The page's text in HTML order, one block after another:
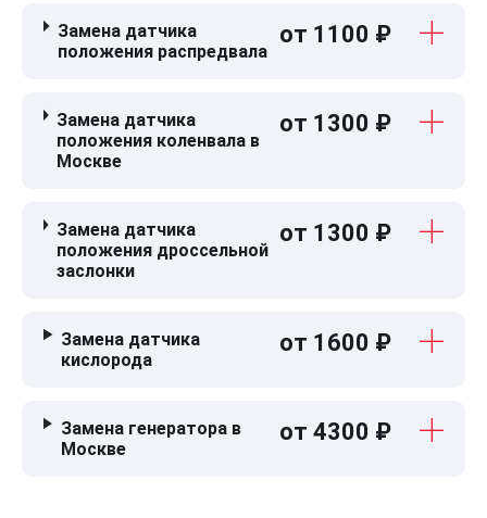
Замена датчика
положения распредвала
от 1100 ₽
Замена датчика
положения коленвала в
Москве
от 1300 ₽
Замена датчика
положения дроссельной
заслонки
от 1300 ₽
Замена датчика
кислорода
от 1600 ₽
Замена генератора в
Москве
от 4300 ₽